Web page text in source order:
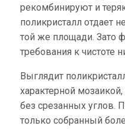
рекомбинируют и
поликристалл отдает
той же площади. Зато
требования к чистоте
Выглядит
характерной
без срезанных углов.
только собранный